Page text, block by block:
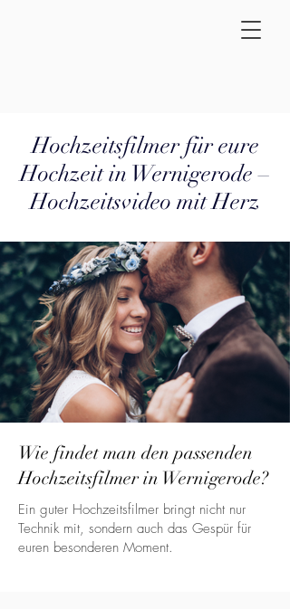
Hochzeitsfilmer für eure
Hochzeit in Wernigerode –
Hochzeitsvideo mit Herz
Wie findet man den passenden
Hochzeitsfilmer in Wernigerode?
Ein guter Hochzeitsfilmer bringt nicht nur
Technik mit, sondern auch das Gespür für
euren besonderen Moment.